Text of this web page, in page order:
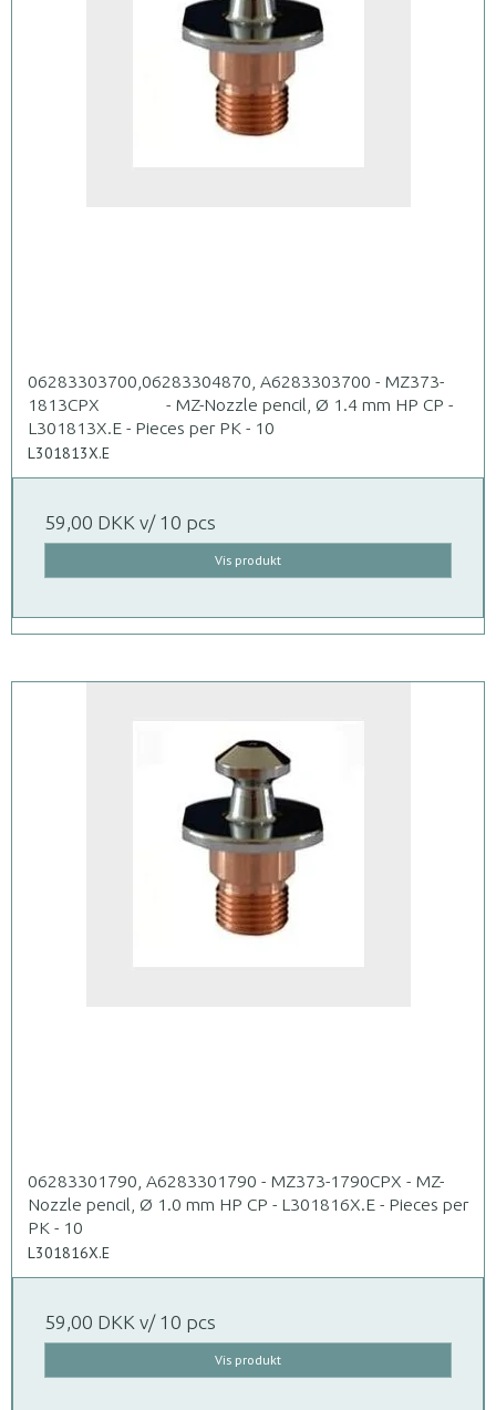
06283303700,06283304870, A6283303700 - MZ373-
1813CPX - MZ-Nozzle pencil, Ø 1.4 mm HP CP -
L301813X.E - Pieces per PK - 10
L301813X.E
59,00 DKK v/ 10 pcs
Vis produkt
06283301790, A6283301790 - MZ373-1790CPX - MZ-
Nozzle pencil, Ø 1.0 mm HP CP - L301816X.E - Pieces per
PK - 10
L301816X.E
59,00 DKK v/ 10 pcs
Vis produkt